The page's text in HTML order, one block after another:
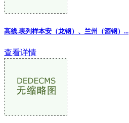
高线.表列样本安（龙钢）、兰州（酒钢）...
查看详情